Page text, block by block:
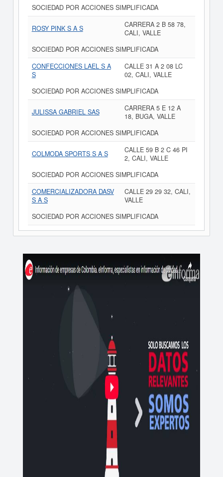
SOCIEDAD POR ACCIONES SIMPLIFICADA
ROSY PINK S A S
CARRERA 2 B 58 78,
CALI, VALLE
SOCIEDAD POR ACCIONES SIMPLIFICADA
CONFECCIONES LAEL S A
S
CALLE 31 A 2 08 LC
02, CALI, VALLE
SOCIEDAD POR ACCIONES SIMPLIFICADA
JULISSA GABRIEL SAS
CARRERA 5 E 12 A
18, BUGA, VALLE
SOCIEDAD POR ACCIONES SIMPLIFICADA
COLMODA SPORTS S A S
CALLE 59 B 2 C 46 PI
2, CALI, VALLE
SOCIEDAD POR ACCIONES SIMPLIFICADA
COMERCIALIZADORA DASV
S A S
CALLE 29 29 32, CALI,
VALLE
SOCIEDAD POR ACCIONES SIMPLIFICADA